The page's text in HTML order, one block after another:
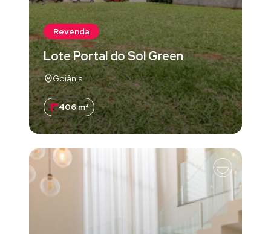
Revenda
Lote Portal do Sol Green
Goiânia
406 m²